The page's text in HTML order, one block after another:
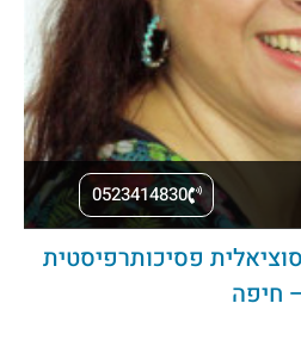
0523414830
פסיכותרפיסטית
חיפה